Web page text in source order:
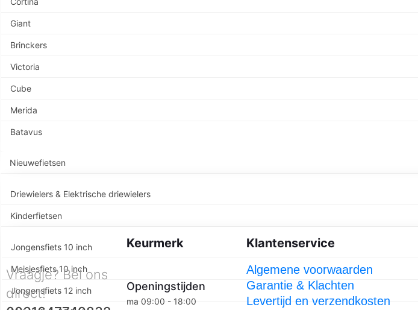
Giant
Brinckers
Victoria
Cube
Merida
Batavus
Nieuwefietsen
Driewielers & Elektrische driewielers
Kinderfietsen
Jongensfiets 10 inch
Meisjesfiets 10 inch
Jongensfiets 12 inch
Vraagje? Bel ons
direct!
Keurmerk
Openingstijden
ma 09:00 - 18:00
Klantenservice
Algemene voorwaarden
Garantie & Klachten
Levertijd en verzendkosten